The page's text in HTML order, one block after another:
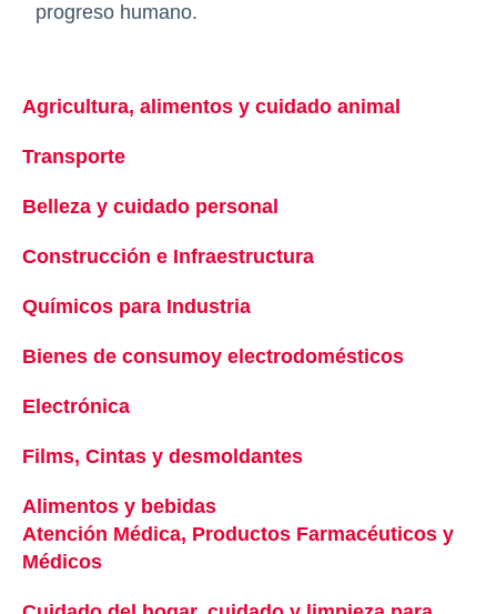
progreso humano.
Agricultura, alimentos y cuidado animal
Transporte
Belleza y cuidado personal
Construcción e Infraestructura
Químicos para Industria
Bienes de consumoy electrodomésticos
Electrónica
Films, Cintas y desmoldantes
Alimentos y bebidas
Atención Médica, Productos Farmacéuticos y
Médicos